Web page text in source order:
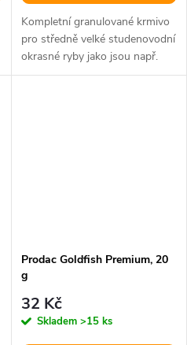
Kompletní granulované krmivo
pro středně velké studenovodní
okrasné ryby jako jsou např.
velké závojnatky. - Krmivo s...
Prodac Goldfish Premium, 20
g
32 Kč
Skladem >15 ks